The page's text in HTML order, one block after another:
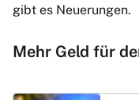
gibt es Neuerungen.
Mehr Geld für